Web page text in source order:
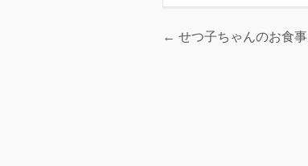
Post
← せつ子ちゃんのお食事